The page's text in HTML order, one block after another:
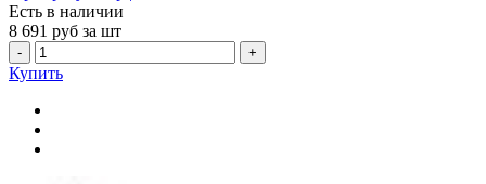
Есть в наличии
8 691 руб за шт
- +
Купить